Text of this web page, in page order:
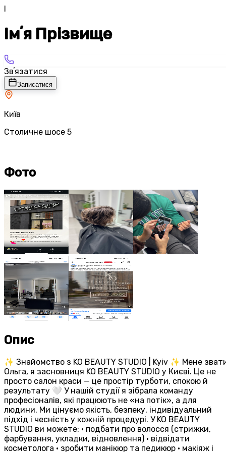
І
Імʼя Прізвище
Звʼязатися
Записатися
Київ
Столичне шосе 5
Фото
Опис
✨ Знайомство з KO BEAUTY STUDIO | Kyiv ✨ Мене
Ольга, я засновниця KO BEAUTY STUDIO у Києві. Це не
просто салон краси — це простір турботи, спокою й
результату 🤍 У нашій студії я зібрала команду
професіоналів, які працюють не «на потік», а для
людини. Ми цінуємо якість, безпеку, індивідуальний
підхід і чесність у кожній процедурі. У KO BEAUTY
STUDIO ви можете: • подбати про волосся (стрижки,
фарбування, укладки, відновлення) • відвідати
косметолога • зробити манікюр та педикюр • макіяж і